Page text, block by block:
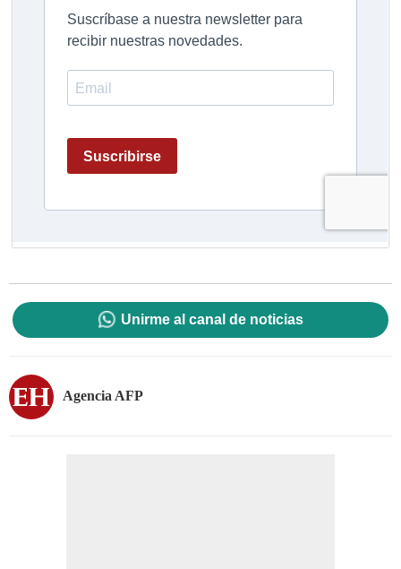
Unirme al canal de noticias
Agencia AFP